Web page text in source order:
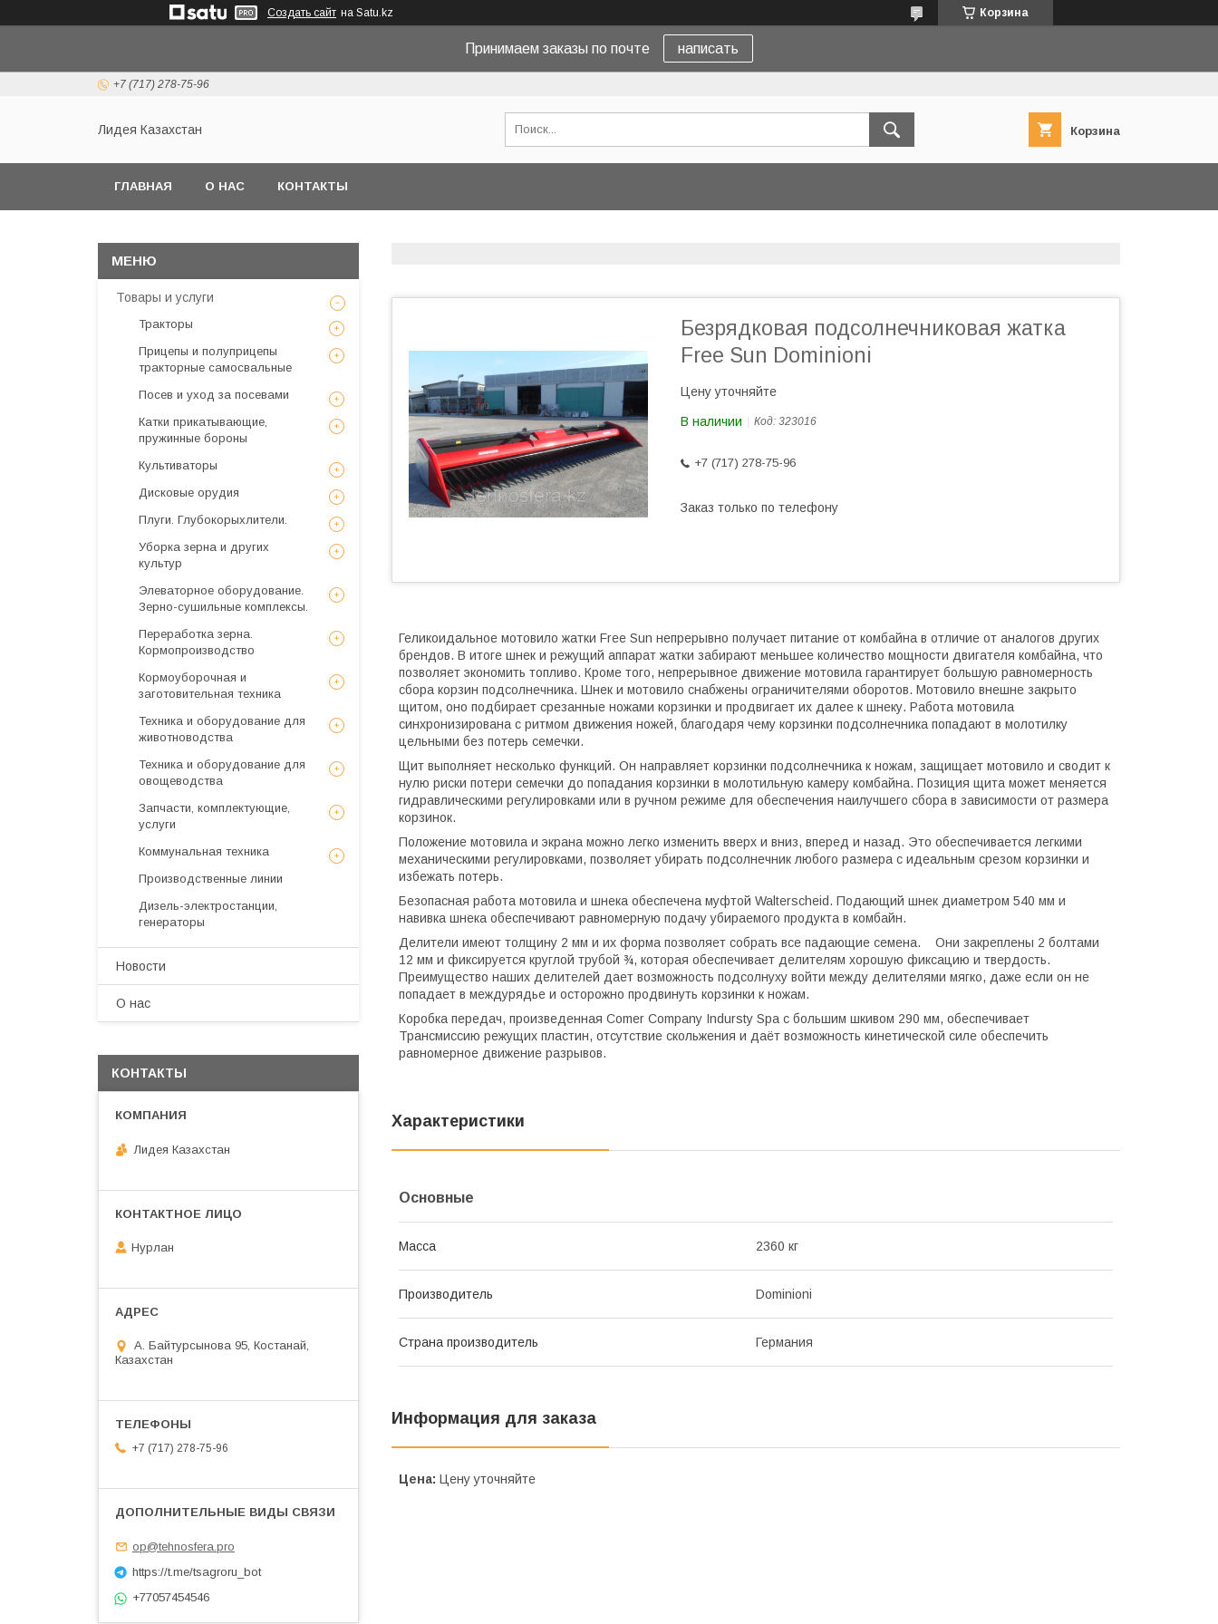
Создать сайт на Satu.kz Корзина
Принимаем заказы по почте написать
+7 (717) 278-75-96
Лидея Казахстан Корзина
ГЛАВНАЯ О НАС КОНТАКТЫ
Безрядковая подсолнечниковая жатка
Free Sun Dominioni
Цену уточняйте
В наличии Код: 323016
+7 (717) 278-75-96
Заказ только по телефону
Геликоидальное мотовило жатки Free Sun непрерывно получает питание от комбайна в отличие от аналогов других
брендов. В итоге шнек и режущий аппарат жатки забирают меньшее количество мощности двигателя комбайна, что
позволяет экономить топливо. Кроме того, непрерывное движение мотовила гарантирует большую равномерность
сбора корзин подсолнечника. Шнек и мотовило снабжены ограничителями оборотов. Мотовило внешне закрыто
щитом, оно подбирает срезанные ножами корзинки и продвигает их далее к шнеку. Работа мотовила
синхронизирована с ритмом движения ножей, благодаря чему корзинки подсолнечника попадают в молотилку
цельными без потерь семечки.
Щит выполняет несколько функций. Он направляет корзинки подсолнечника к ножам, защищает мотовило и сводит к
нулю риски потери семечки до попадания корзинки в молотильную камеру комбайна. Позиция щита может меняется
гидравлическими регулировками или в ручном режиме для обеспечения наилучшего сбора в зависимости от размера
корзинок.
Положение мотовила и экрана можно легко изменить вверх и вниз, вперед и назад. Это обеспечивается легкими
механическими регулировками, позволяет убирать подсолнечник любого размера с идеальным срезом корзинки и
избежать потерь.
Безопасная работа мотовила и шнека обеспечена муфтой Walterscheid. Подающий шнек диаметром 540 мм и
навивка шнека обеспечивают равномерную подачу убираемого продукта в комбайн.
Делители имеют толщину 2 мм и их форма позволяет собрать все падающие семена. Они закреплены 2 болтами
12 мм и фиксируется круглой трубой ¾, которая обеспечивает делителям хорошую фиксацию и твердость.
Преимущество наших делителей дает возможность подсолнуху войти между делителями мягко, даже если он не
попадает в междурядье и осторожно продвинуть корзинки к ножам.
Коробка передач, произведенная Comer Company Indursty Spa с большим шкивом 290 мм, обеспечивает
Трансмиссию режущих пластин, отсутствие скольжения и даёт возможность кинетической силе обеспечить
равномерное движение разрывов.
Характеристики
Основные
Масса 2360 кг
Производитель Dominioni
Страна производитель Германия
Информация для заказа
Цена: Цену уточняйте
Товары и услуги
Тракторы
Прицепы и полуприцепы
тракторные самосвальные
Посев и уход за посевами
Катки прикатывающие,
пружинные бороны
Культиваторы
Дисковые орудия
Плуги. Глубокорыхлители.
Уборка зерна и других
культур
Элеваторное оборудование.
Зерно-сушильные комплексы.
Переработка зерна.
Кормопроизводство
Кормоуборочная и
заготовительная техника
Техника и оборудование для
животноводства
Техника и оборудование для
овощеводства
Запчасти, комплектующие,
услуги
Коммунальная техника
Производственные линии
Дизель-электростанции,
генераторы
Новости
О нас
КОНТАКТЫ
Лидея Казахстан
Нурлан
А. Байтурсынова 95, Костанай,
Казахстан
+7 (717) 278-75-96
op@tehnosfera.pro
https://t.me/tsagroru_bot
+77057454546